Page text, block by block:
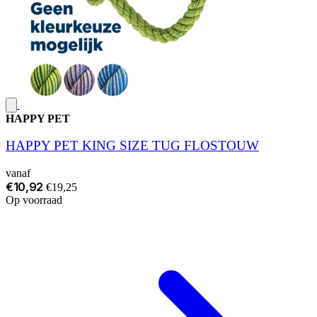
HAPPY PET
HAPPY PET KING SIZE TUG FLOSTOUW
vanaf
€10,92 €19,25
Op voorraad